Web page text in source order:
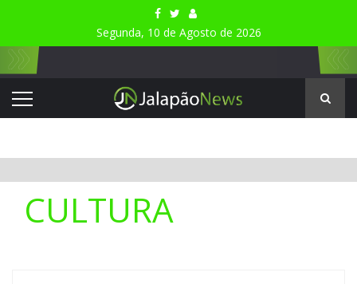
Segunda, 10 de Agosto de 2026
CULTURA